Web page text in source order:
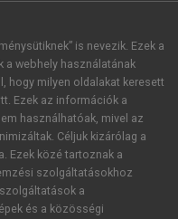
is nevezik. Ezek a
a webhely használatának
hogy milyen oldalakat keresett
Ezek az információk a
használhatóak, mivel az
Céljuk kizárólag a
Ezek közé tartoznak a
szolgáltatásokhoz
a
és a közösségi